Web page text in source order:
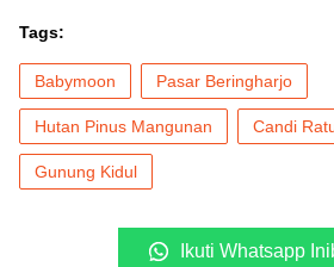
Tags:
Babymoon Pasar Beringharjo
Hutan Pinus Mangunan Candi
Gunung Kidul
Ikuti Whatsapp